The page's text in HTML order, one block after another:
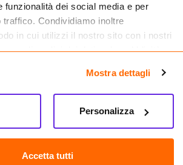
funzionalità dei social media e per
Condividiamo inoltre
in cui utilizzi il nostro sito con i nostri
di analisi dei dati web, pubblicità e
fornito loro o che hanno raccolto dal
servizi.
Mostra dettagli
Accetta tutti
Personalizza
REA: NA-884088
Marinare 128, 80147 Napoli